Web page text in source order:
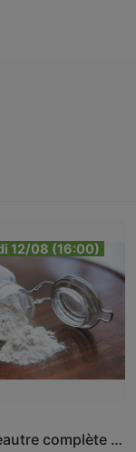
12/08 (16:00)
Farine d'épeautre complète bio 3 kg